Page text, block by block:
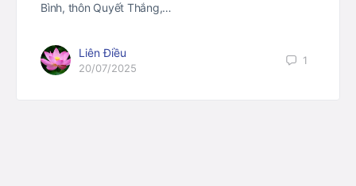
Bình, thôn Quyết Thắng,…
Liên Điều
20/07/2025
1